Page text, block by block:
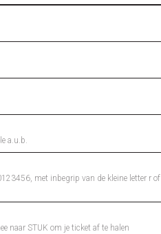
a.u.b.
met inbegrip van de kleine letter r of
naar STUK om je ticket af te halen